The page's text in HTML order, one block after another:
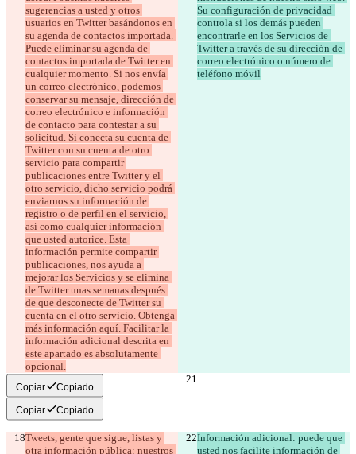
sugerencias a usted y otros
usuarios en Twitter basándonos en
su agenda de contactos importada.
Puede eliminar su agenda de
contactos importada de Twitter en
cualquier momento. Si nos envía
un correo electrónico, podemos
conservar su mensaje, dirección de
correo electrónico e información
de contacto para contestar a su
solicitud. Si conecta su cuenta de
Twitter con su cuenta de otro
servicio para compartir
publicaciones entre Twitter y el
otro servicio, dicho servicio podrá
enviarnos su información de
registro o de perfil en el servicio,
así como cualquier información
que usted autorice. Esta
información permite compartir
publicaciones, nos ayuda a
mejorar los Servicios y se elimina
de Twitter unas semanas después
de que desconecte de Twitter su
cuenta en el otro servicio. Obtenga
más información aquí. Facilitar la
información adicional descrita en
este apartado es absolutamente
opcional.
Su configuración de privacidad
controla si los demás pueden
encontrarle en los Servicios de
Twitter a través de su dirección de
correo electrónico o número de
teléfono móvil
Copiar Copiado
Copiar Copiado
Tweets, gente que sigue, listas y
otra información pública: nuestros
Información adicional: puede que
usted nos facilite información de